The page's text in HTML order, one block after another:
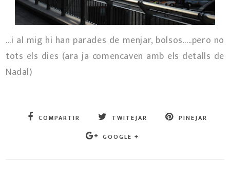
...i al mig hi han parades de menjar, bolsos.....pero no
tots els dies (ara ja comencaven amb els detalls de
Nadal)
COMPARTIR TWITEJAR
PINEJAR
GOOGLE +